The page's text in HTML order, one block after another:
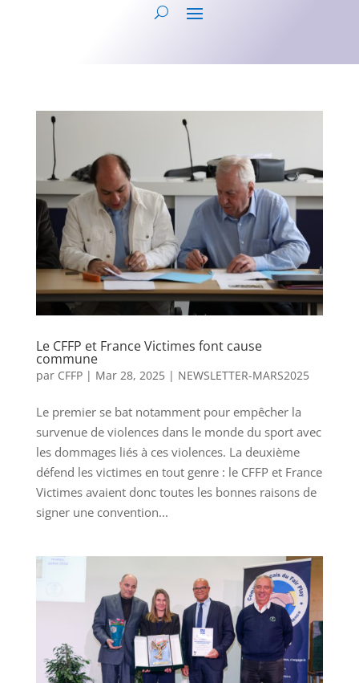
Le CFFP et France Victimes font cause
commune
par CFFP| Mar 28, 2025| NEWSLETTER-MARS2025
Le premier se bat notamment pour empêcher la
survenue de violences dans le monde du sport avec
les dommages liés à ces violences. La deuxième
défend les victimes en tout genre : le CFFP et France
Victimes avaient donc toutes les bonnes raisons de
signer une convention...